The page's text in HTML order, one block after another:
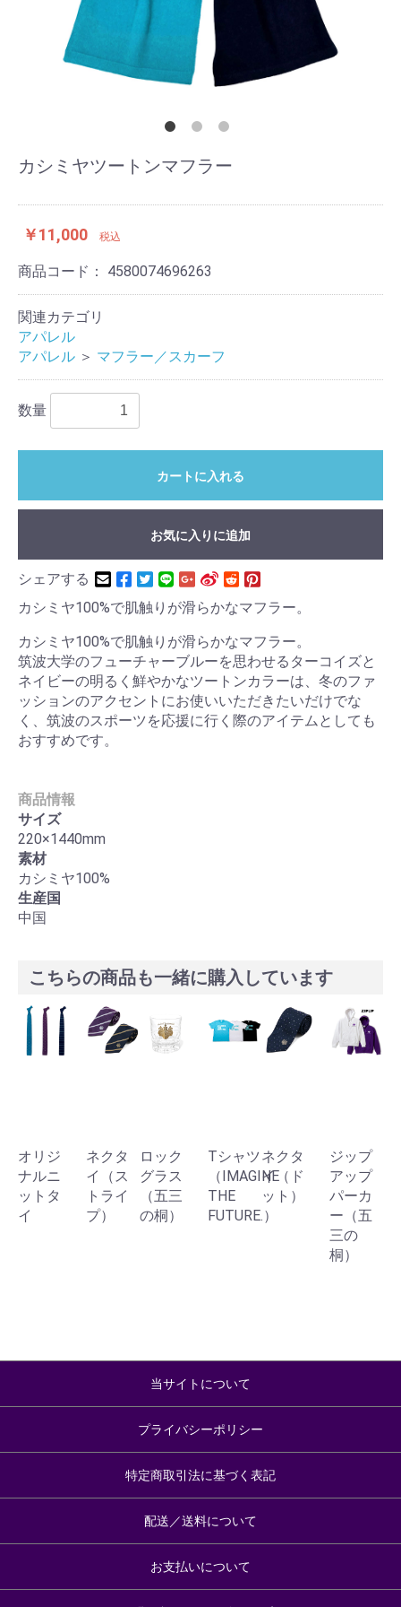
カシミヤツートンマフラー
￥11,000 税込
商品コード： 4580074696263
関連カテゴリ
アパレル
アパレル ＞ マフラー／スカーフ
数量
カートに入れる
お気に入りに追加
シェアする
カシミヤ100%で肌触りが滑らかなマフラー。
カシミヤ100%で肌触りが滑らかなマフラー。
筑波大学のフューチャーブルーを思わせるターコイズと
ネイビーの明るく鮮やかなツートンカラーは、冬のファ
ッションのアクセントにお使いいただきたいだけでな
く、筑波のスポーツを応援に行く際のアイテムとしても
おすすめです。
商品情報
サイズ
220×1440mm
素材
カシミヤ100%
生産国
中国
こちらの商品も一緒に購入しています
オリジ
ナルニ
ットタ
イ
ネクタ
イ（ス
トライ
プ）
ロック
グラス
（五三
の桐）
Tシャツ
（IMAGINE
THE
FUTURE.）
ネクタ
イ（ド
ット）
ジップ
アップ
パーカ
ー（五
三の
桐）
当サイトについて
プライバシーポリシー
特定商取引法に基づく表記
配送／送料について
お支払いについて